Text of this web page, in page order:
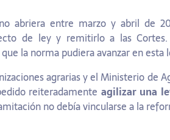
abriera entre marzo y abril de
de ley y remitirlo a las Cortes.
la norma pudiera avanzar en esta
agrarias y el Ministerio de
reiteradamente agilizar una
no debía vincularse a la